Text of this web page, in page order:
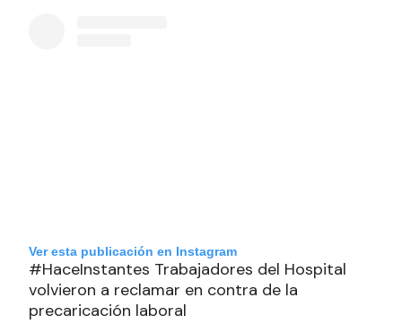
Ver esta publicación en Instagram
#HaceInstantes Trabajadores del Hospital
volvieron a reclamar en contra de la
precaricación laboral